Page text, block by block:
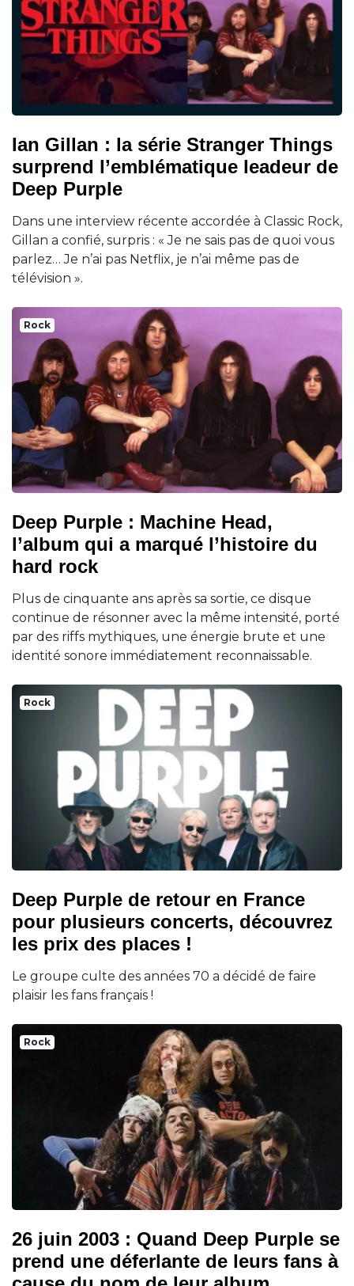
Ian Gillan : la série Stranger Things
surprend l’emblématique leadeur de
Deep Purple
Dans une interview récente accordée à Classic Rock,
Gillan a confié, surpris : « Je ne sais pas de quoi vous
parlez… Je n’ai pas Netflix, je n’ai même pas de
télévision ».
Rock
Deep Purple : Machine Head,
l’album qui a marqué l’histoire du
hard rock
Plus de cinquante ans après sa sortie, ce disque
continue de résonner avec la même intensité, porté
par des riffs mythiques, une énergie brute et une
identité sonore immédiatement reconnaissable.
Rock
Deep Purple de retour en France
pour plusieurs concerts, découvrez
les prix des places !
Le groupe culte des années 70 a décidé de faire
plaisir les fans français !
Rock
26 juin 2003 : Quand Deep Purple se
prend une déferlante de leurs fans à